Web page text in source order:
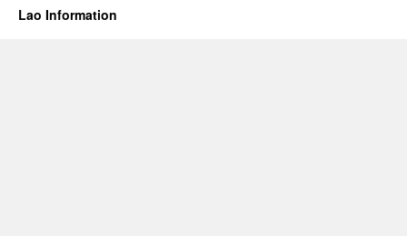
Lao Information